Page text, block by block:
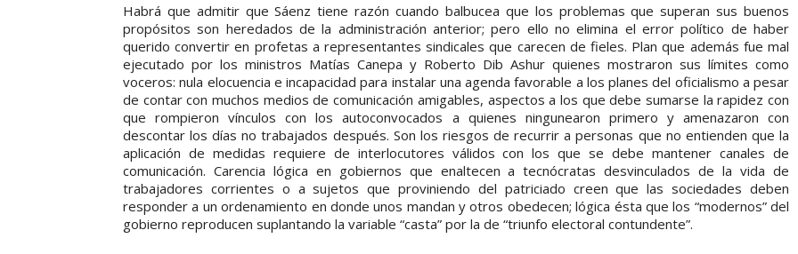
Habrá que admitir que Sáenz tiene razón cuando balbucea que los problemas que superan sus buenos
propósitos son heredados de la administración anterior; pero ello no elimina el error político de haber
querido convertir en profetas a representantes sindicales que carecen de fieles. Plan que además fue mal
ejecutado por los ministros Matías Canepa y Roberto Dib Ashur quienes mostraron sus límites como
voceros: nula elocuencia e incapacidad para instalar una agenda favorable a los planes del oficialismo a pesar
de contar con muchos medios de comunicación amigables, aspectos a los que debe sumarse la rapidez con
que rompieron vínculos con los autoconvocados a quienes ningunearon primero y amenazaron con
descontar los días no trabajados después. Son los riesgos de recurrir a personas que no entienden que la
aplicación de medidas requiere de interlocutores válidos con los que se debe mantener canales de
comunicación. Carencia lógica en gobiernos que enaltecen a tecnócratas desvinculados de la vida de
trabajadores corrientes o a sujetos que proviniendo del patriciado creen que las sociedades deben
responder a un ordenamiento en donde unos mandan y otros obedecen; lógica ésta que los “modernos” del
gobierno reproducen suplantando la variable “casta” por la de “triunfo electoral contundente”.